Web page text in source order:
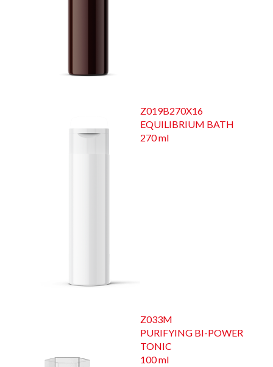
Z019B270X16
EQUILIBRIUM BATH
270 ml
Z033M
PURIFYING BI-POWER
TONIC
100 ml